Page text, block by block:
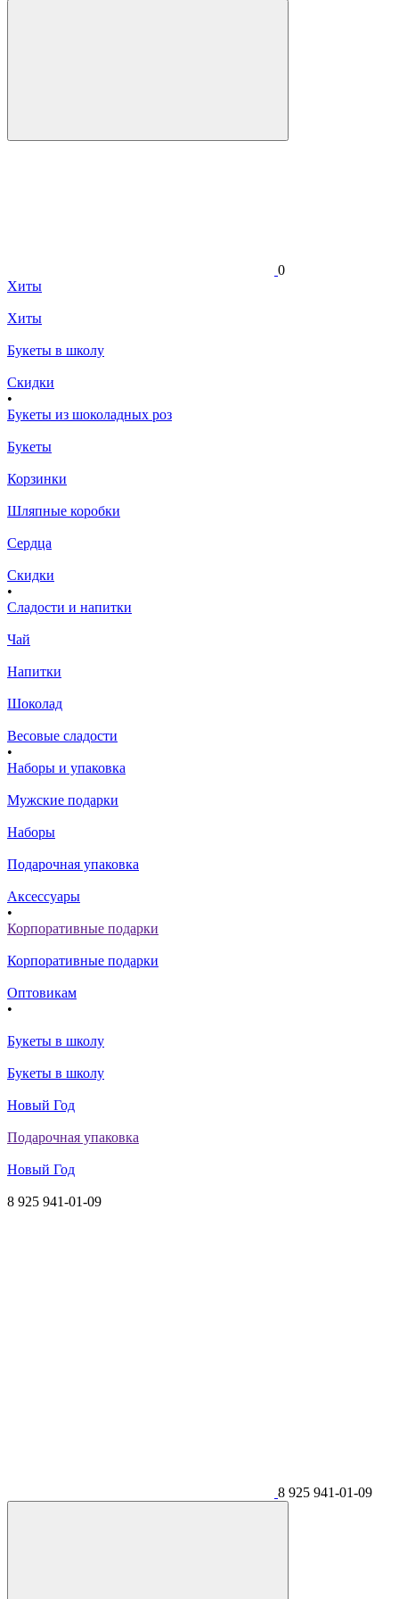
0
Хиты
Хиты
Букеты в школу
Скидки
•
Букеты из шоколадных роз
Букеты
Корзинки
Шляпные коробки
Сердца
Скидки
•
Сладости и напитки
Чай
Напитки
Шоколад
Весовые сладости
•
Наборы и упаковка
Мужские подарки
Наборы
Подарочная упаковка
Аксессуары
•
Корпоративные подарки
Корпоративные подарки
Оптовикам
•
Букеты в школу
Букеты в школу
Новый Год
Подарочная упаковка
Новый Год
8 925 941-01-09
8 925 941-01-09